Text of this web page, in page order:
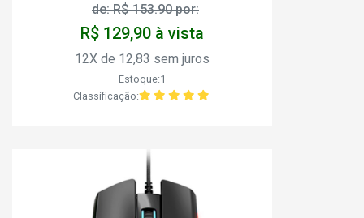
de: R$ 153.90 por:
R$ 129,90 à vista
12X de 12,83 sem juros
Estoque:1
Classificação: